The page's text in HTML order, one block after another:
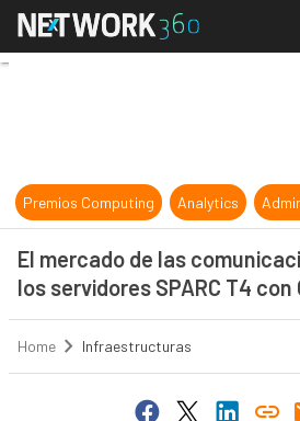
El mercado
Premios Computing Analytics
El mercado de las
los servidores SPARC T4
Home Infraestructuras